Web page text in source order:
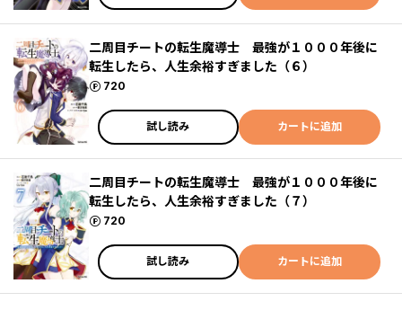
二周目チートの転生魔導士 最強が１０００年後に
転生したら、人生余裕すぎました（６）
720
ポイント
試し読み カートに追加
二周目チートの転生魔導士 最強が１０００年後に
転生したら、人生余裕すぎました（７）
720
ポイント
試し読み カートに追加